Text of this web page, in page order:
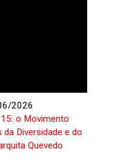
2026
o Movimento
da Diversidade e do
Quevedo